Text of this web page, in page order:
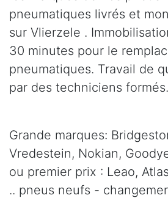
pneumatiques livrés et
sur Vlierzele .
30 minutes pour le
pneumatiques. Travail de
par des techniciens formés.
Grande marques:
Vredestein, Nokian,
ou premier prix : Leao,
.. pneus neufs -